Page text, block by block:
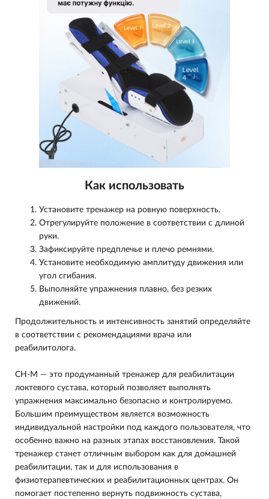
Как использовать
Установите тренажер на ровную поверхность.
Отрегулируйте положение в соответствии с длиной
руки.
Зафиксируйте предплечье и плечо ремнями.
Установите необходимую амплитуду движения или
угол сгибания.
Выполняйте упражнения плавно, без резких
движений.
Продолжительность и интенсивность занятий определяйте
в соответствии с рекомендациями врача или
реабилитолога.
CH-M — это продуманный тренажер для реабилитации
локтевого сустава, который позволяет выполнять
упражнения максимально безопасно и контролируемо.
Большим преимуществом является возможность
индивидуальной настройки под каждого пользователя, что
особенно важно на разных этапах восстановления. Такой
тренажер станет отличным выбором как для домашней
реабилитации, так и для использования в
физиотерапевтических и реабилитационных центрах. Он
помогает постепенно вернуть подвижность сустава,